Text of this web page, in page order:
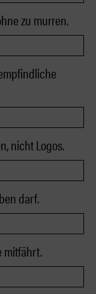
zu murren.
nicht Logos.
darf.
mitfährt.